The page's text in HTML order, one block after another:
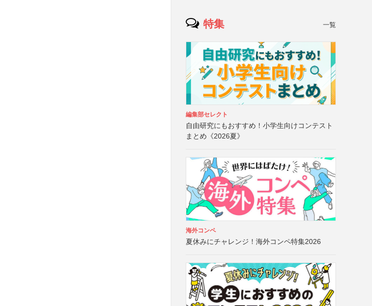
特集 一覧
編集部セレクト
自由研究にもおすすめ！小学生向けコンテスト
まとめ《2026夏》
海外コンペ
夏休みにチャレンジ！海外コンペ特集2026